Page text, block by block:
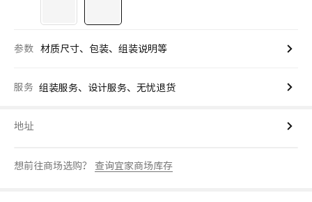
参数 材质尺寸、包装、组装说明等
服务 组装服务、设计服务、无忧退货
地址
想前往商场选购？ 查询宜家商场库存